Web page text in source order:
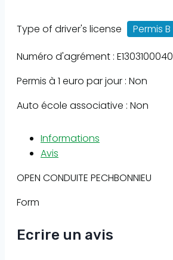
Type of driver's license
Permis B
Numéro d'agrément : E1303100040
Permis à 1 euro par jour : Non
Auto école associative : Non
Informations
Avis
OPEN CONDUITE PECHBONNIEU
Form
Ecrire un avis